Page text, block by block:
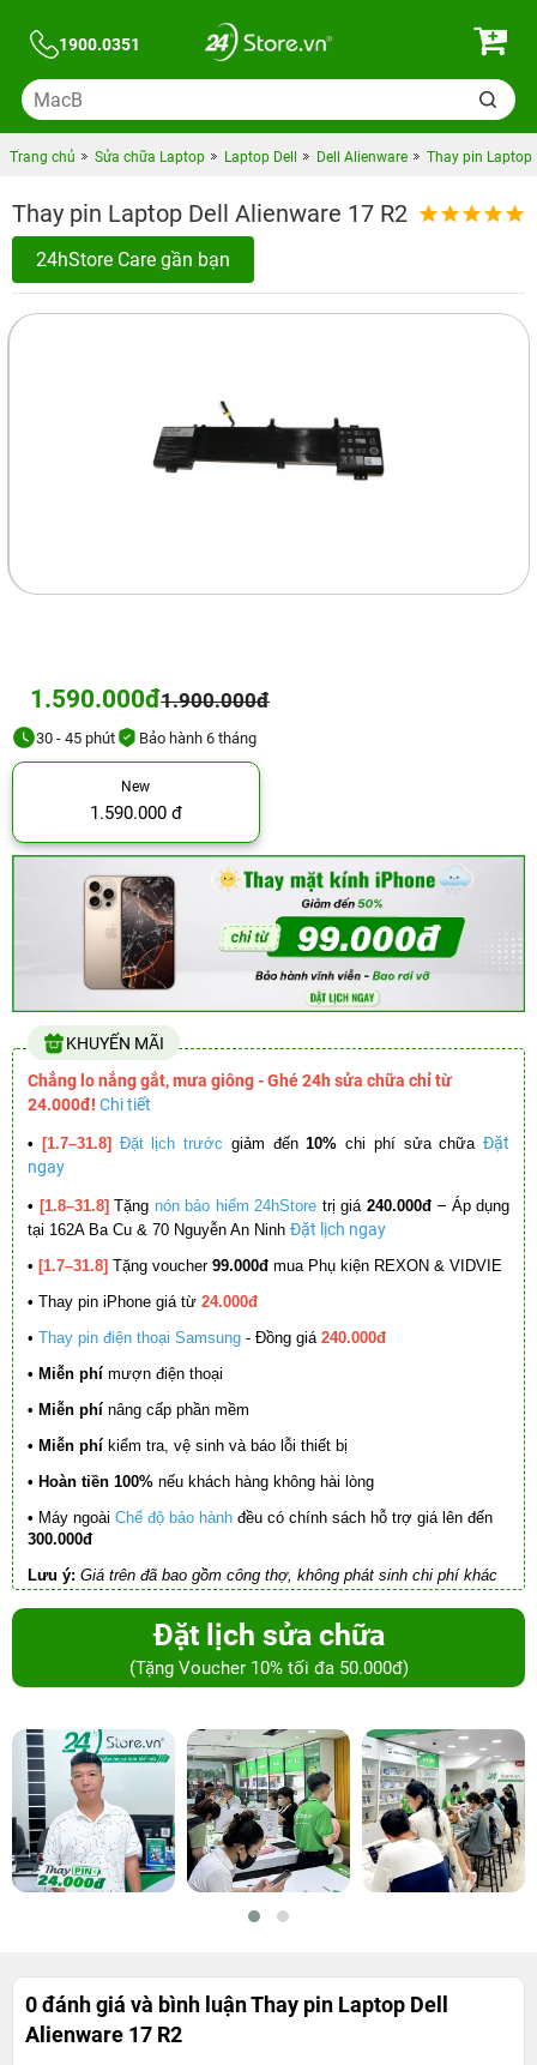
1900.0351
Trang chủ Sửa chữa Laptop Laptop Dell Dell Alienware Thay pin Laptop
Thay pin Laptop Dell Alienware 17 R2
24hStore Care gần bạn
1.590.000đ1.900.000đ
30 - 45 phút Bảo hành 6 tháng
New
1.590.000 đ
KHUYẾN MÃI
Chẳng lo nắng gắt, mưa giông - Ghé 24h sửa chữa chỉ từ
24.000đ! Chi tiết
• [1.7–31.8] Đặt lịch trước giảm đến10% chi phí sửa chữa Đặt
ngay
• [1.8–31.8] Tặng nón bảo hiểm 24hStore trị giá 240.000đ – Áp dụng
tại 162A Ba Cu & 70 Nguyễn An Ninh Đặt lịch ngay
• [1.7–31.8] Tặng voucher 99.000đ mua Phụ kiện REXON & VIDVIE
• Thay pin iPhone giá từ 24.000đ
• Thay pin điện thoại Samsung - Đồng giá 240.000đ
• Miễn phí mượn điện thoại
• Miễn phí nâng cấp phần mềm
• Miễn phí kiểm tra, vệ sinh và báo lỗi thiết bị
• Hoàn tiền 100% nếu khách hàng không hài lòng
• Máy ngoài Chế độ bảo hành đều có chính sách hỗ trợ giá lên đến
300.000đ
Lưu ý: Giá trên đã bao gồm công thợ, không phát sinh chi phí khác
Đặt lịch sửa chữa
(Tặng Voucher 10% tối đa 50.000đ)
0 đánh giá và bình luậnThay pin Laptop Dell
Alienware 17 R2